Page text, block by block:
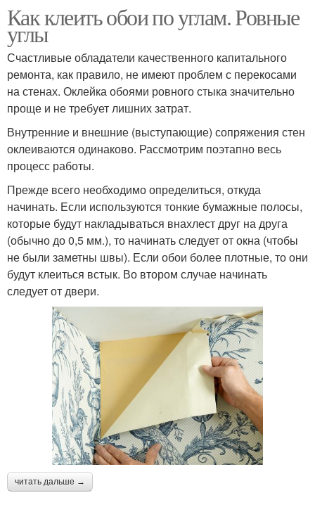
Как клеить обои по углам. Ровные
углы
Счастливые обладатели качественного капитального
ремонта, как правило, не имеют проблем с перекосами
на стенах. Оклейка обоями ровного стыка значительно
проще и не требует лишних затрат.
Внутренние и внешние (выступающие) сопряжения стен
оклеиваются одинаково. Рассмотрим поэтапно весь
процесс работы.
Прежде всего необходимо определиться, откуда
начинать. Если используются тонкие бумажные полосы,
которые будут накладываться внахлест друг на друга
(обычно до 0,5 мм.), то начинать следует от окна (чтобы
не были заметны швы). Если обои более плотные, то они
будут клеиться встык. Во втором случае начинать
следует от двери.
читать дальше →